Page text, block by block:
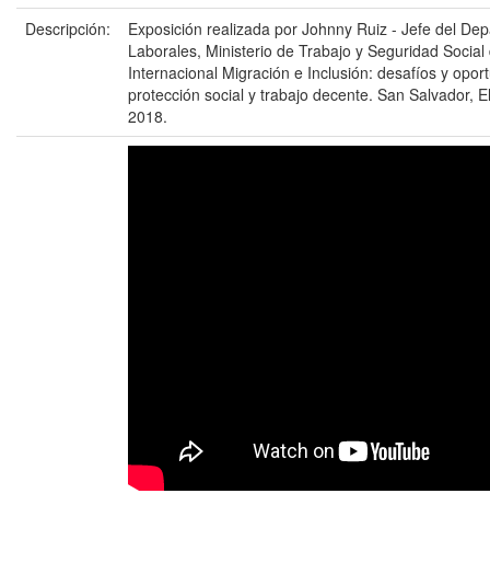
Descripción:
Exposición realizada por Johnny Ruiz - Jefe del
Laborales, Ministerio de Trabajo y Seguridad
Internacional Migración e Inclusión: desafíos y
protección social y trabajo decente. San Salvador,
2018.